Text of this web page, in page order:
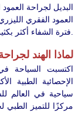
البديل لجراحة
العمود الفقري
لماذا الهند
اكتسبت السياحة
الإحصائية
سياحية في العالم
مركزًا للتميز الطبي